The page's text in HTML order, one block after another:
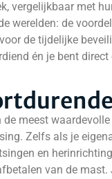
vergelijkbaar met
werelden: de
de tijdelijke
én je bent
de meest
Zelfs als je
en
van de